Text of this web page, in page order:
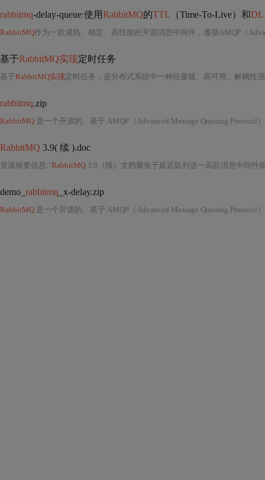
rabbitmq-delay-queue:使用RabbitMQ的TTL （Time-To-Live）和
RabbitMQ作为一款成熟、稳定、高性能的开源消息中间件，遵循AMQP（Advanced Message
基于RabbitMQ实现定时任务
基于RabbitMQ实现定时任务，是分布式系统中一种轻量级、高可用、解耦性强的延迟任务调度方案，其核心思想并非依赖
rabbitmq.zip
RabbitMQ 是一个开源的、基于 AMQP（Advanced Message Queuing Protocol
RabbitMQ 3.9( 续 ).doc
资源摘要信息:"RabbitMQ 3.9（续）文档聚焦于延迟队列这一高阶消息中间件
demo_ rabbitmq _x-delay.zip
RabbitMQ 是一个开源的、基于 AMQP（Advanced Message Queuing Protocol